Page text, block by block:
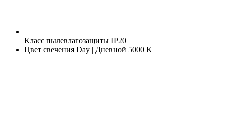
Класс пылевлагозащиты IP20
Цвет свечения Day | Дневной 5000 K